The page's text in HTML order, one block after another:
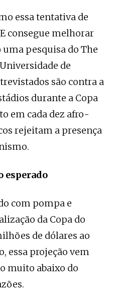
essa tentativa de
consegue melhorar
pesquisa do The
de
são contra a
durante a Copa
em cada dez afro-
rejeitam a presença
esperado
com pompa e
da Copa do
de dólares ao
essa projeção vem
muito abaixo do